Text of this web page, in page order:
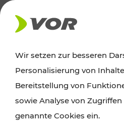
AKTUELLES
News
Alle wichtigen Meldungen
Wir setzen zur besseren
Personalisierung von
Bereitstellung von
sowie Analyse von
genannte Cookies ein.